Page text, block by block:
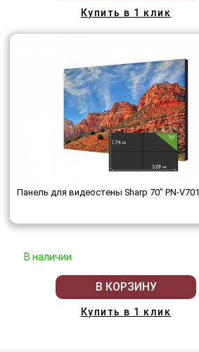
Купить в 1 клик
Панель для видеостены Sharp 70" PN-V701
В наличии
В КОРЗИНУ
Купить в 1 клик